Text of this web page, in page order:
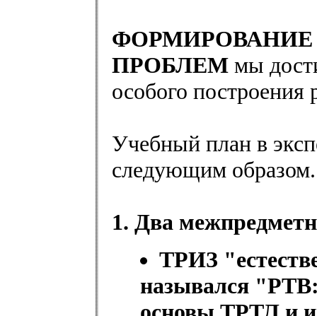
ПРОБЛЕМ мы
особого построения
Учебный план в
следующим образом.
1. Два
ТРИЗ
назывался